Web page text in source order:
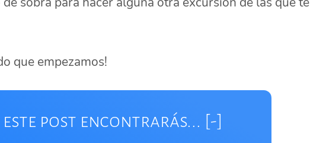
que empezamos!
este post encontrarás...